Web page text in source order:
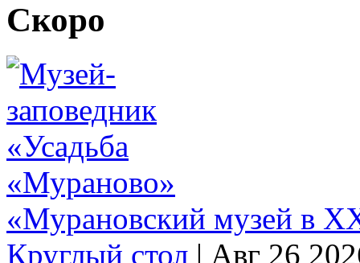
Скоро
«Мурановский музей в
Круглый стол | Авг 26